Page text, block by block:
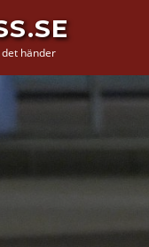
händer